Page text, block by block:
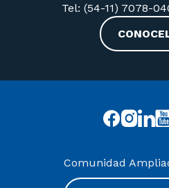
Tel: (54-11) 7078-
Comunidad